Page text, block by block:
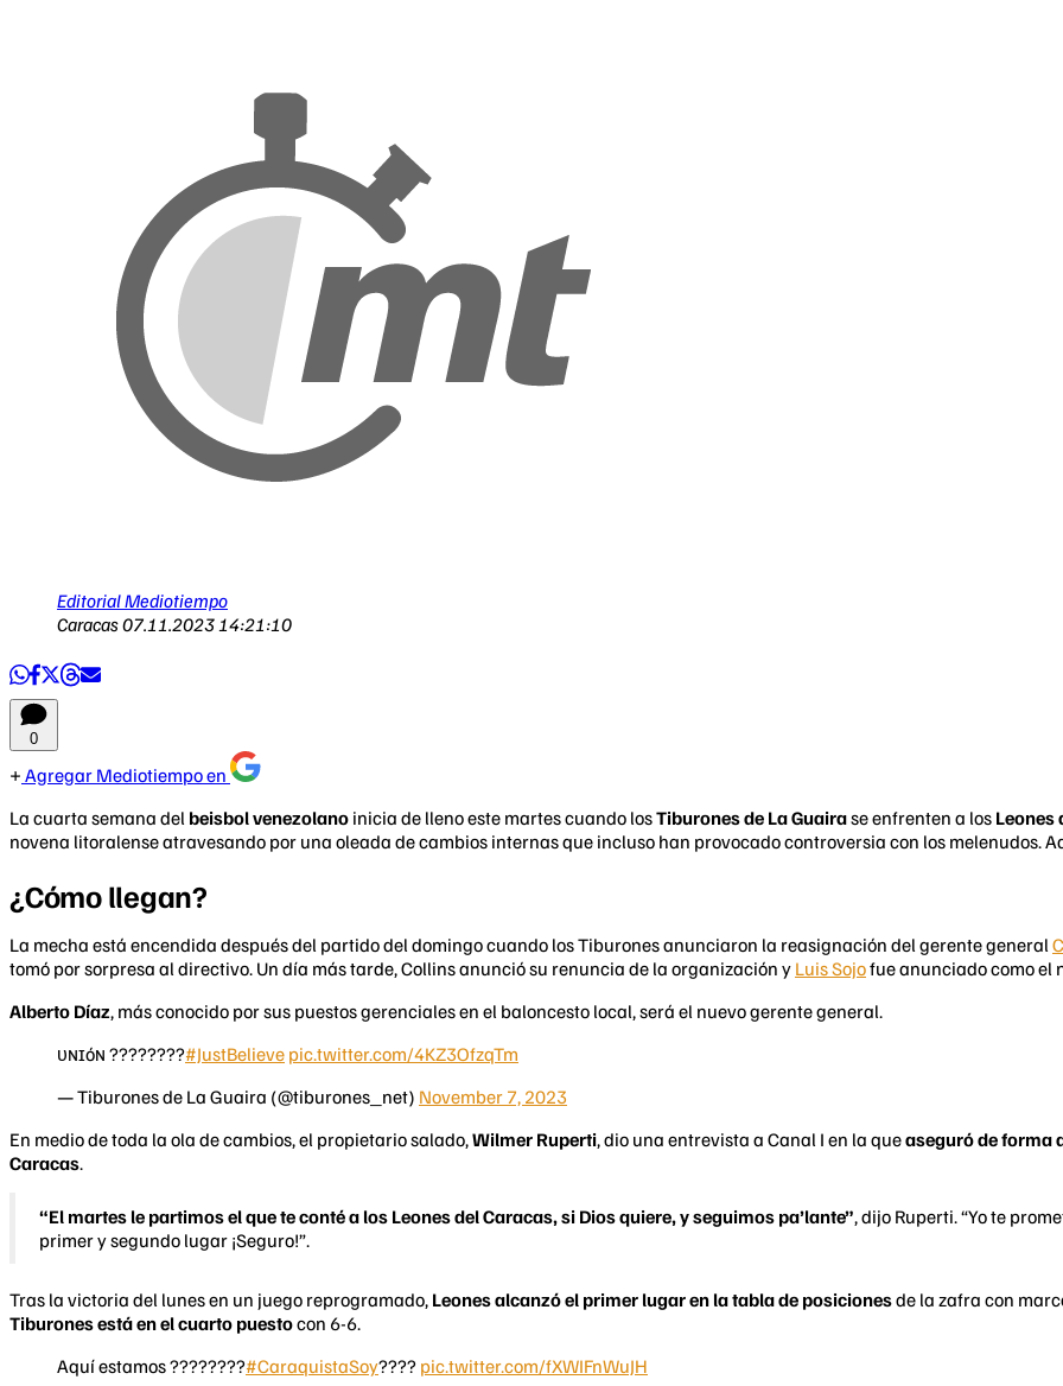
Editorial Mediotiempo
Caracas07.11.2023 14:21:10
0
Agregar Mediotiempo en
La cuarta semana del beisbol venezolano inicia de lleno este martes cuando losTiburones de La Guairase enfrenten a los Leones
novena litoralense atravesando por una oleada de cambios internas que incluso han provocado controversia con los melenudos.
¿Cómo llegan?
La mecha está encendida después del partido del domingo cuando los Tiburones anunciaron la reasignación del gerente general
tomó por sorpresa al directivo. Un día más tarde, Collins anunció su renuncia de la organización y Luis Sojofue anunciado como el
Alberto Díaz, más conocido por sus puestos gerenciales en el baloncesto local, será el nuevo gerente general.
ᴜɴɪóɴ ????????#JustBelieve pic.twitter.com/4KZ3OfzqTm
— Tiburones de La Guaira (@tiburones_net) November 7, 2023
En medio de toda la ola de cambios, el propietario salado,Wilmer Ruperti, dio una entrevista a Canal I en la queaseguró de forma
Caracas.
“El martes le partimos el que te conté a los Leones del Caracas, si Dios quiere, y seguimos pa’lante”, dijo Ruperti. “Yo te
primer y segundo lugar ¡Seguro!”.
Tras la victoria del lunes en un juego reprogramado, Leones alcanzó el primer lugar en la tabla de posicionesde la zafra con
Tiburones está en el cuarto puestocon 6-6.
Aquí estamos ????????#CaraquistaSoy???? pic.twitter.com/fXWIFnWuJH